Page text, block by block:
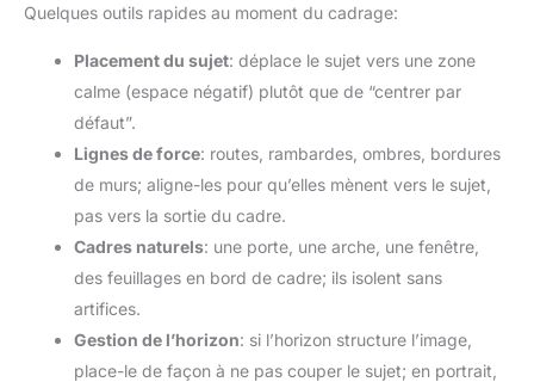
Quelques outils rapides au moment du cadrage:
Placement du sujet: déplace le sujet vers une zone
calme (espace négatif) plutôt que de “centrer par
défaut”.
Lignes de force: routes, rambardes, ombres, bordures
de murs; aligne-les pour qu’elles mènent vers le sujet,
pas vers la sortie du cadre.
Cadres naturels: une porte, une arche, une fenêtre,
des feuillages en bord de cadre; ils isolent sans
artifices.
Gestion de l’horizon: si l’horizon structure l’image,
place-le de façon à ne pas couper le sujet; en portrait,